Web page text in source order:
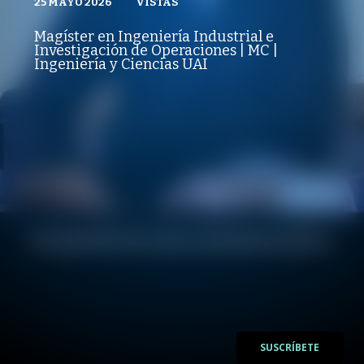
REPRODUCCIONES
VISTAS
Magíster en Ingeniería Industrial e
Investigación de Operaciones | MC |
Ingeniería y Ciencias UAI
SUSCRÍBETE
VISTAS